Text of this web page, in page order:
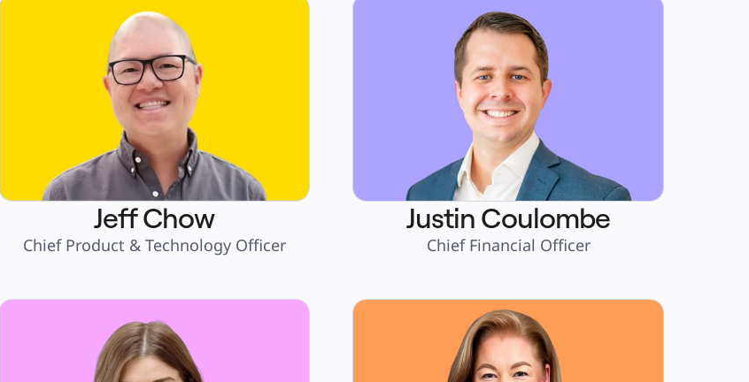
Jeff Chow
Chief Product & Technology Officer
Justin Coulombe
Chief Financial Officer